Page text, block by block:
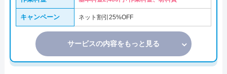
キャンペーン ネット割引25%OFF
サービスの内容をもっと見る